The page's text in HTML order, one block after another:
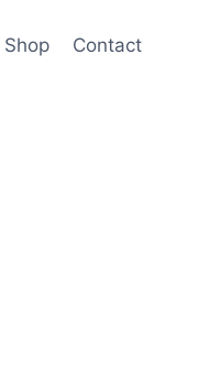
Shop Contact